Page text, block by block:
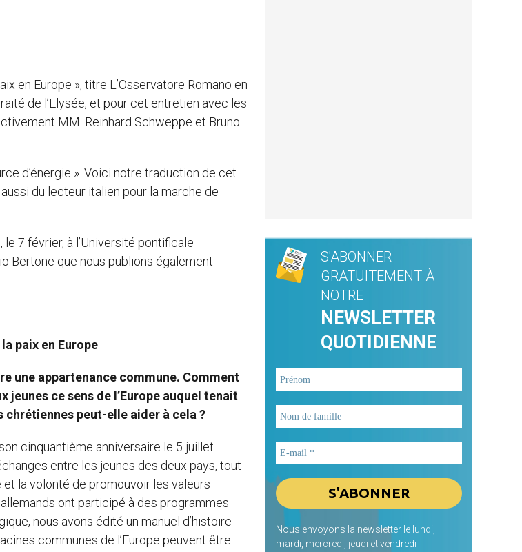
en Europe », titre L’Osservatore Romano en
de l’Elysée, et pour cet entretien avec les
MM. Reinhard Schweppe et Bruno
d’énergie ». Voici notre traduction de cet
du lecteur italien pour la marche de
7 février, à l’Université pontificale
Bertone que nous publions également
paix en Europe
une appartenance commune. Comment
jeunes ce sens de l’Europe auquel tenait
peut-elle aider à cela ?
cinquantième anniversaire le 5 juillet
entre les jeunes des deux pays, tout
la volonté de promouvoir les valeurs
ont participé à des programmes
nous avons édité un manuel d’histoire
communes de l’Europe peuvent être
S'ABONNER
GRATUITEMENT À
NOTRE
NEWSLETTER
QUOTIDIENNE
Nous envoyons la newsletter le lundi,
mardi, mercredi, jeudi et vendredi